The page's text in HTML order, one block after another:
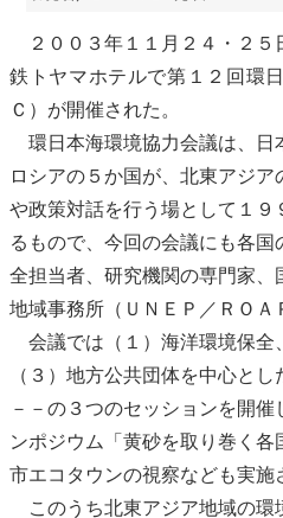
２００３年１１月２４・２５
鉄トヤマホテルで第１２回環
Ｃ）が開催された。
環日本海環境協力会議は、日
ロシアの５か国が、北東アジ
や政策対話を行う場として１
るもので、今回の会議にも各
全担当者、研究機関の専門家、
地域事務所（ＵＮＥＰ／ＲＯＡ
会議では（１）海洋環境保全
（３）地方公共団体を中心と
－－の３つのセッションを開
ンポジウム「 黄砂を取り巻く各
市エコタウンの視察なども実施
このうち北東アジア地域の環